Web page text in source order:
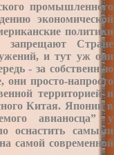
промышленного
экономической
политики
запрещают Стране
и тут уж они
- за собственную
они просто-напросто
территорией и
Китая. Японии в
авианосца” у
оснастить самыми
самой современной